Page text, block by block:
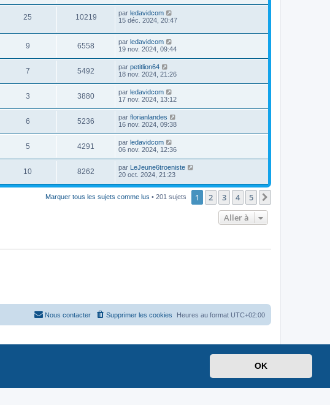
OK
25 10219 par ledavidcom
15 déc. 2024, 20:47
9 6558 par ledavidcom
19 nov. 2024, 09:44
7 5492 par petitlion64
18 nov. 2024, 21:26
3 3880 par ledavidcom
17 nov. 2024, 13:12
6 5236 par florianlandes
16 nov. 2024, 09:38
5 4291 par ledavidcom
06 nov. 2024, 12:36
10 8262 par LeJeune6troeniste
20 oct. 2024, 21:23
Marquer tous les sujets comme lus • 201 sujets 1 2 3 4 5
Aller à
Heures au format UTC+02:00
Supprimer les cookies
Nous contacter